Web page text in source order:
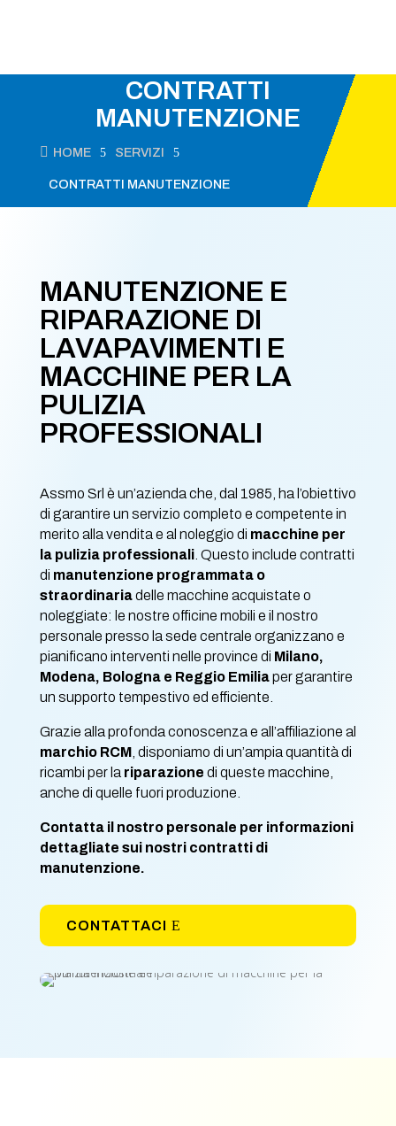
CONTRATTI
MANUTENZIONE
 HOME 5 SERVIZI 5
CONTRATTI MANUTENZIONE
MANUTENZIONE E
RIPARAZIONE DI
LAVAPAVIMENTI E
MACCHINE PER LA
PULIZIA
PROFESSIONALI
Assmo Srl è un’azienda che, dal 1985, ha l’obiettivo
di garantire un servizio completo e competente in
merito alla vendita e al noleggio di macchine per
la pulizia professionali. Questo include contratti
di manutenzione programmata o
straordinariadelle macchine acquistate o
noleggiate: le nostre officine mobili e il nostro
personale presso la sede centrale organizzano e
pianificano interventi nelle province di Milano,
Modena, Bologna e Reggio Emiliaper garantire
un supporto tempestivo ed efficiente.
Grazie alla profonda conoscenza e all’affiliazione al
marchio RCM, disponiamo di un’ampia quantità di
ricambi per la riparazione di queste macchine,
anche di quelle fuori produzione.
Contatta il nostro personale per informazioni
dettagliate sui nostri contratti di
manutenzione.
CONTATTACI